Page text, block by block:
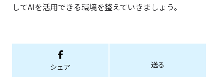
してAIを活用できる環境を整えていきましょう。
シェア 送る